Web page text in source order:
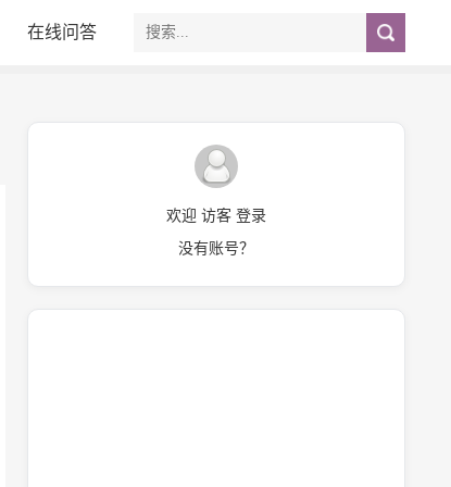
在线问答
欢迎 访客 登录
没有账号？